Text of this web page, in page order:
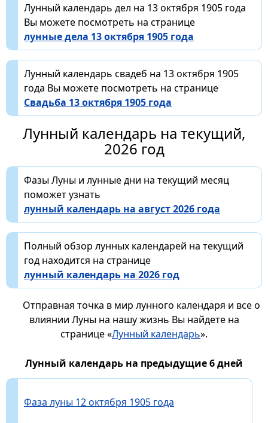
Лунный календарь дел на 13 октября 1905 года
Вы можете посмотреть на странице
лунные дела 13 октября 1905 года
Лунный календарь свадеб на 13 октября 1905
года Вы можете посмотреть на странице
Свадьба 13 октября 1905 года
Лунный календарь на текущий,
2026 год
Фазы Луны и лунные дни на текущий месяц
поможет узнать
лунный календарь на август 2026 года
Полный обзор лунных календарей на текущий
год находится на странице
лунный календарь на 2026 год
Отправная точка в мир лунного календаря и все о
влиянии Луны на нашу жизнь Вы найдете на
странице «Лунный календарь».
Лунный календарь на предыдущие 6 дней
Фаза луны 12 октября 1905 года